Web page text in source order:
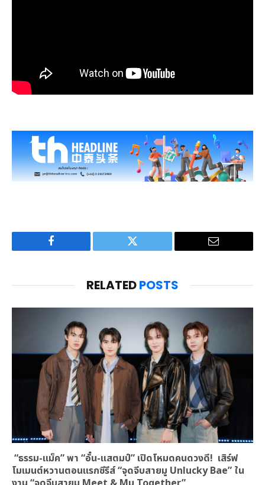
Facebook Twitter Email
RELATEDPOSTS
“ธรรม-แม็ค” พา “อั๋น-แสตมป์” เปิดโหมดคนดวงดี! เสิร์ฟ
โมเมนต์หวานตอนแรกซีรีส์ “จุดจีบสายมู Unlucky Bae” ใน